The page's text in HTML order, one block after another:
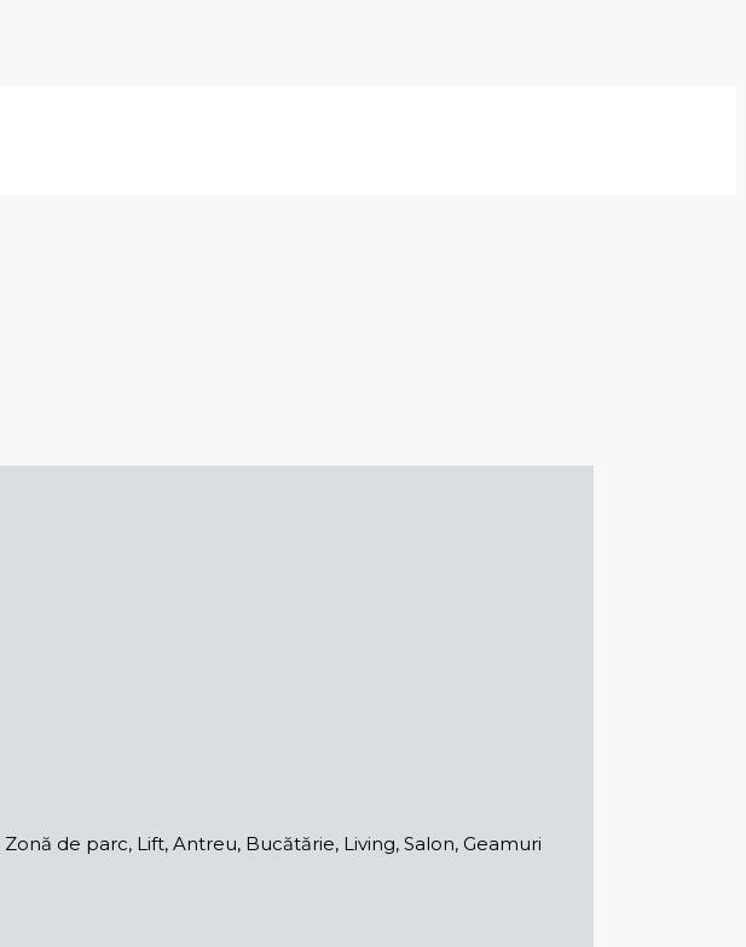
de parc, Lift, Antreu, Bucătărie, Living, Salon, Geamuri